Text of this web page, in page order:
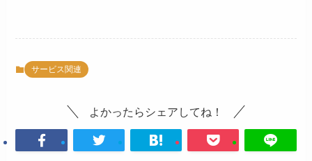
サービス関連
よかったらシェアしてね！